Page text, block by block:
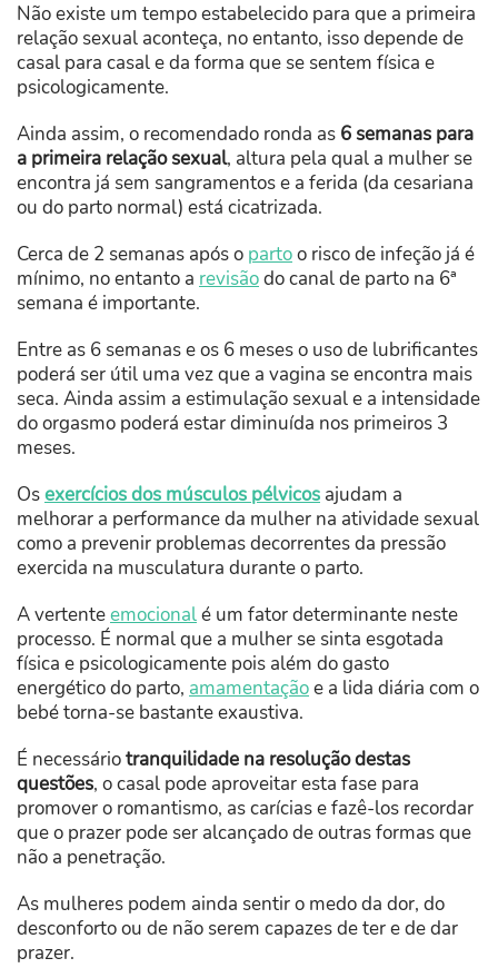
Não existe um tempo estabelecido para que a primeira
relação sexual aconteça, no entanto, isso depende de
casal para casal e da forma que se sentem física e
psicologicamente.
Ainda assim, o recomendado ronda as 6 semanas para
a primeira relação sexual, altura pela qual a mulher se
encontra já sem sangramentos e a ferida (da cesariana
ou do parto normal) está cicatrizada.
Cerca de 2 semanas após o partoo risco de infeção já é
mínimo, no entanto a revisãodo canal de parto na 6ª
semana é importante.
Entre as 6 semanas e os 6 meses o uso de lubrificantes
poderá ser útil uma vez que a vagina se encontra mais
seca. Ainda assim a estimulação sexual e a intensidade
do orgasmo poderá estar diminuída nos primeiros 3
meses.
Osexercícios dos músculos pélvicos ajudam a
melhorar a performance da mulher na atividade sexual
como a prevenir problemas decorrentes da pressão
exercida na musculatura durante o parto.
A vertenteemocionalé um fator determinante neste
processo. É normal que a mulher se sinta esgotada
física e psicologicamente pois além do gasto
energético do parto, amamentaçãoe a lida diária com o
bebé torna-se bastante exaustiva.
É necessáriotranquilidade na resolução destas
questões, o casal pode aproveitar esta fase para
promover o romantismo, as carícias e fazê-los recordar
que o prazer pode ser alcançado de outras formas que
não a penetração.
As mulheres podem ainda sentir o medo da dor, do
desconforto ou de não serem capazes de ter e de dar
prazer.